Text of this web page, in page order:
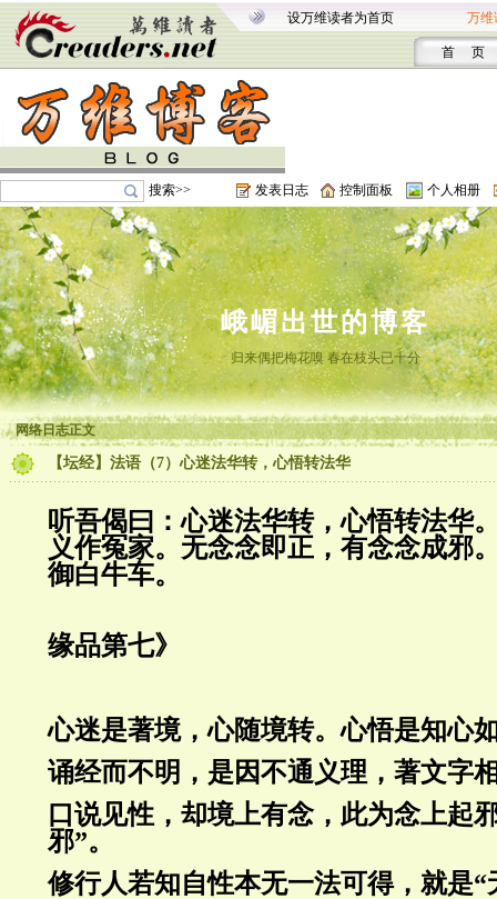
设万维读者为首页 万维
首 页
搜索>> 发表日志 控制面板 个人相册
峨嵋出世的博客
归来偶把梅花嗅 春在枝头已十分
网络日志正文
【坛经】法语（7）心迷法华转，心悟转法华
听吾偈曰：心迷法华转，心悟转法华
义作冤家。无念念即正，有念念成邪
御白牛车。
缘品第七》
心迷是著境，心随境转。心悟是知心
诵经而不明，是因不通义理，著文字
口说见性，却境上有念，此为念上起
邪”。
修行人若知自性本无一法可得，就是“